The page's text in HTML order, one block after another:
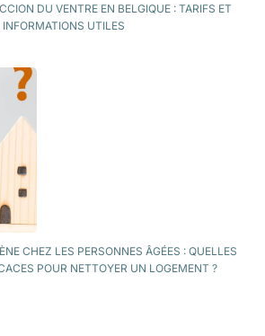
DU VENTRE EN BELGIQUE : TARIFS ET
INFORMATIONS UTILES
CHEZ LES PERSONNES ÂGÉES : QUELLES
POUR NETTOYER UN LOGEMENT ?